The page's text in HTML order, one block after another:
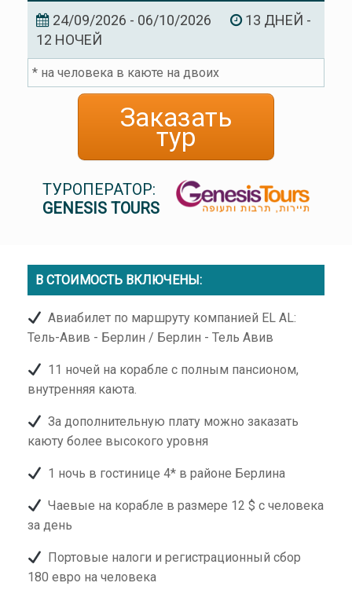
24/09/2026 - 06/10/2026
13 ДНЕЙ -
12 НОЧЕЙ
* на человека в каюте на двоих
Заказать
тур
ТУРОПЕРАТОР:
GENESIS TOURS
В СТОИМОСТЬ ВКЛЮЧЕНЫ:
Авиабилет по маршруту компанией EL AL:
Тель-Авив - Берлин / Берлин - Тель Авив
11 ночей на корабле с полным пансионом,
внутренняя каюта.
За дополнительную плату можно заказать
каюту более высокого уровня
1 ночь в гостинице 4* в районе Берлина
Чаевые на корабле в размере 12 $ с человека
за день
Портовые налоги и регистрационный сбор
180 евро на человека